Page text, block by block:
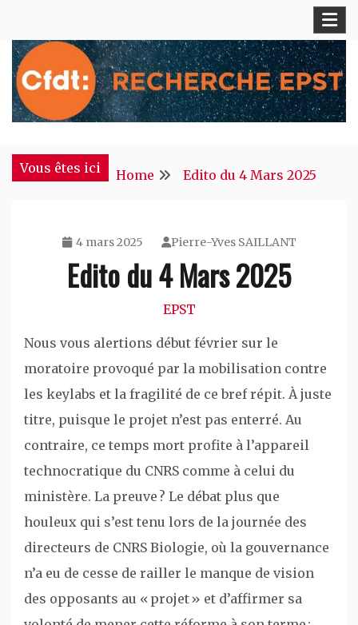
content
CFDT Recherche EPST
Vous êtes ici Home Edito du 4 Mars 2025
4 mars 2025 Pierre-Yves SAILLANT
Edito du 4 Mars 2025
EPST
Nous vous alertions début février sur le
moratoire provoqué par la mobilisation contre
les keylabs et la fragilité de ce bref répit. À juste
titre, puisque le projet n’est pas enterré. Au
contraire, ce temps mort profite à l’appareil
technocratique du CNRS comme à celui du
ministère. La preuve ? Le débat plus que
houleux qui s’est tenu lors de la journée des
directeurs de CNRS Biologie, où la gouvernance
n’a eu de cesse de railler le manque de vision
des opposants au « projet » et d’affirmer sa